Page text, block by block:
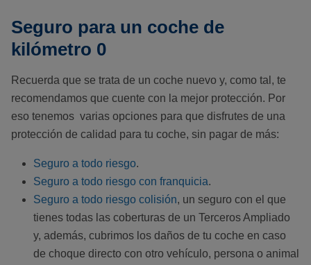
Seguro para un coche de
kilómetro 0
Recuerda que se trata de un coche nuevo y, como tal, te
recomendamos que cuente con la mejor protección. Por
eso tenemos varias opciones para que disfrutes de una
protección de calidad para tu coche, sin pagar de más:
Seguro a todo riesgo.
Seguro a todo riesgo con franquicia.
Seguro a todo riesgo colisión, un seguro con el que
tienes todas las coberturas de un Terceros Ampliado
y, además, cubrimos los daños de tu coche en caso
de choque directo con otro vehículo, persona o animal